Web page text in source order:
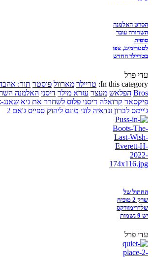
הסרט האלמנה
השחורה עובר
סופית
לסטרימינג, צפו
בטריילר החדש
עדי פרל
In this category: טריילר מארוול פוסטר תור:
Bros הפלאש מעצר עזרא מילר דיסני האלמנה
פיקסאר קרואלה דיסני פלוס לשחרר את גיא שאנג-
ג'יימס לברון זנדאיה לוני טונס ליהוק ספייס ג'אם 2
החתול של
שרק 2 מוכיח
שלדרימוורקס
יש 9 נשמות
עדי פרל